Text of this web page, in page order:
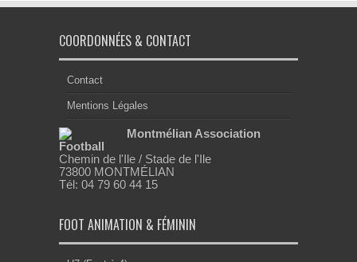
COORDONNÉES & CONTACT
Contact
Mentions Légales
Montmélian Association
Football
Chemin de l'Ile / Stade de l'Ile
73800 MONTMÉLIAN
Tél: 04 79 60 44 15
FOOT ANIMATION & FÉMININ